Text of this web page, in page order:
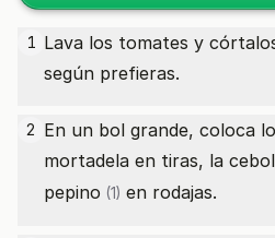
1 Lava los tomates y
según prefieras.
2 En un bol grande, coloca
mortadela en tiras, la
pepino (1) en rodajas.